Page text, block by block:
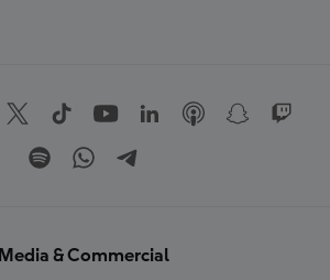
Media & Commercial